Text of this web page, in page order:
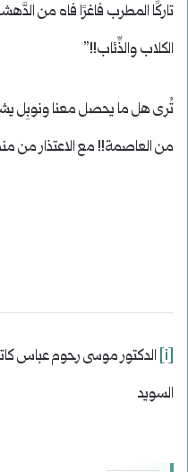
تاركًا المطرب فاغرًا فاه من
الكلاب والذِّئاب!!”
تُرى هل ما يحصل معنا ونوبِل
من العاصمة!! مع الاعتذار من
الدكتور موسى رحوم عباس
السويد